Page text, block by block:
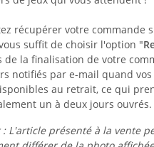
récupérer votre commande
suffit de choisir l'option "
de la finalisation de votre
notifiés par e-mail quand
au retrait, ce qui
un à deux jours ouvrés.
: L'article présenté à la vente